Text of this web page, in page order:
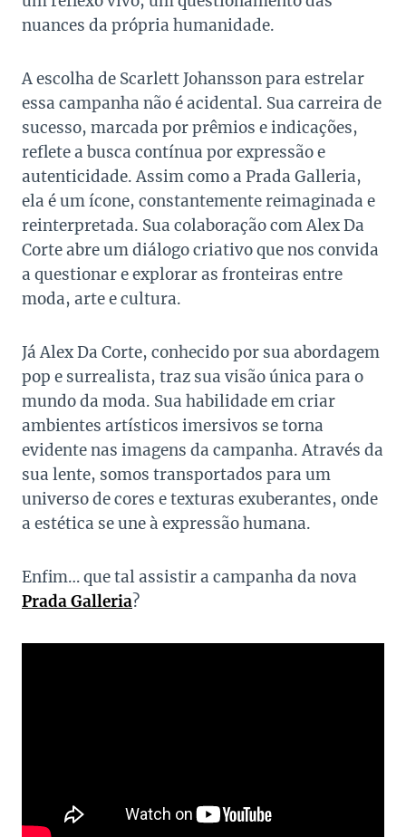
nuances da própria humanidade.
A escolha de Scarlett Johansson para estrelar
essa campanha não é acidental. Sua carreira de
sucesso, marcada por prêmios e indicações,
reflete a busca contínua por expressão e
autenticidade. Assim como a Prada Galleria,
ela é um ícone, constantemente reimaginada e
reinterpretada. Sua colaboração com Alex Da
Corte abre um diálogo criativo que nos convida
a questionar e explorar as fronteiras entre
moda, arte e cultura.
Já Alex Da Corte, conhecido por sua abordagem
pop e surrealista, traz sua visão única para o
mundo da moda. Sua habilidade em criar
ambientes artísticos imersivos se torna
evidente nas imagens da campanha. Através da
sua lente, somos transportados para um
universo de cores e texturas exuberantes, onde
a estética se une à expressão humana.
Enfim… que tal assistir a campanha da nova
Prada Galleria?